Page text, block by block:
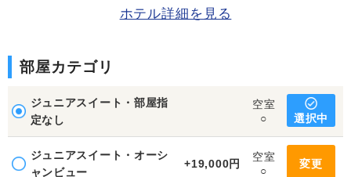
ホテル詳細を見る
部屋カテゴリ
ジュニアスイート・部屋指
定なし
空室
○
選択中
ジュニアスイート・オーシ
ャンビュー
+19,000円
空室
○
変更